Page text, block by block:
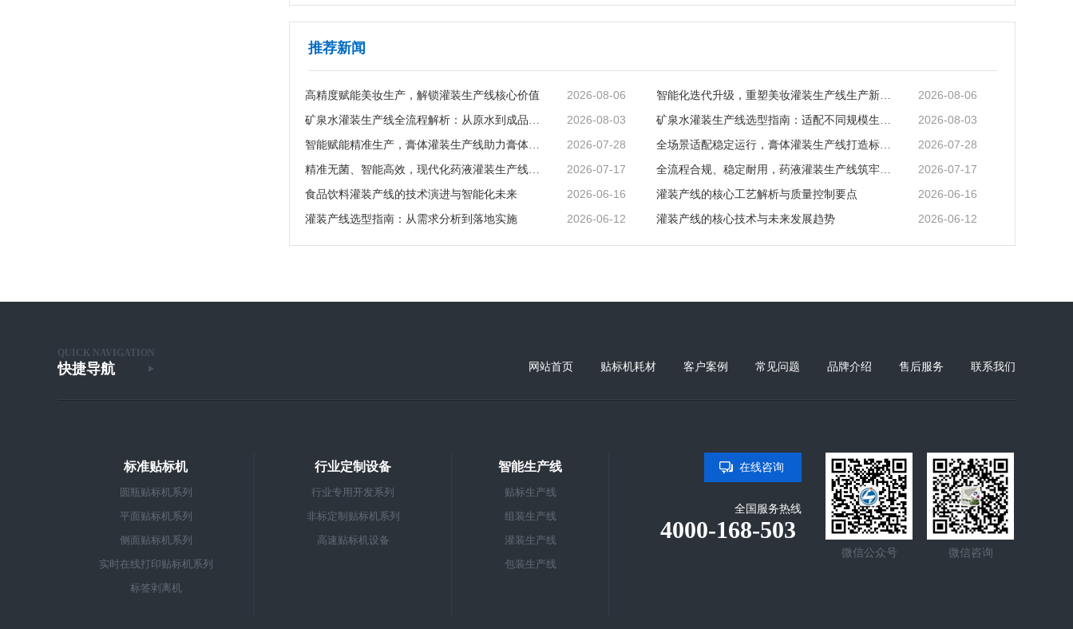
推荐新闻
高精度赋能美妆生产，解锁灌装生产线核心价值 2026-08-06 智能化迭代升级，重塑美妆灌装生产线生产新范式 2026-08-06
矿泉水灌装生产线全流程解析：从原水到成品的品质守护 2026-08-03 矿泉水灌装生产线选型指南：适配不同规模生产的核心逻辑 2026-08-03
智能赋能精准生产，膏体灌装生产线助力膏体行业提质增效 2026-07-28 全场景适配稳定运行，膏体灌装生产线打造标准化灌装新体系 2026-07-28
精准无菌、智能高效，现代化药液灌装生产线赋能制药行业升级 2026-07-17 全流程合规、稳定耐用，药液灌装生产线筑牢药液生产品质防线 2026-07-17
食品饮料灌装产线的技术演进与智能化未来 2026-06-16 灌装产线的核心工艺解析与质量控制要点 2026-06-16
灌装产线选型指南：从需求分析到落地实施 2026-06-12 灌装产线的核心技术与未来发展趋势 2026-06-12
QUICK NAVIGATION
快捷导航 网站首页 贴标机耗材 客户案例 常见问题 品牌介绍 售后服务 联系我们
标准贴标机
圆瓶贴标机系列
平面贴标机系列
侧面贴标机系列
实时在线打印贴标机系列
标签剥离机
行业定制设备
行业专用开发系列
非标定制贴标机系列
高速贴标机设备
智能生产线
贴标生产线
组装生产线
灌装生产线
包装生产线
在线咨询
全国服务热线
4000-168-503
微信公众号 微信咨询